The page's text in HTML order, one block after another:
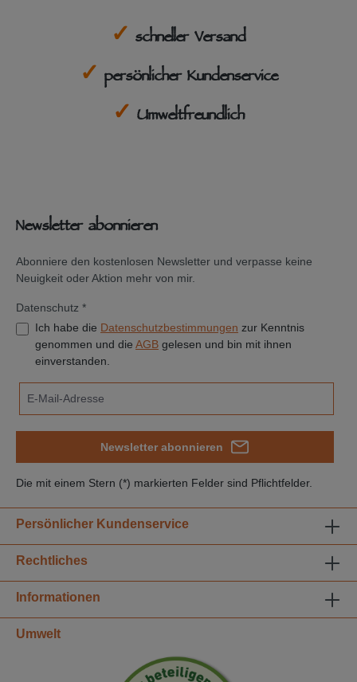
✓ schneller Versand
✓ persönlicher Kundenservice
✓ Umweltfreundlich
Newsletter abonnieren
Abonniere den kostenlosen Newsletter und verpasse keine
Neuigkeit oder Aktion mehr von mir.
Datenschutz *
Ich habe die Datenschutzbestimmungen zur Kenntnis
genommen und die AGB gelesen und bin mit ihnen
einverstanden.
Newsletter abonnieren
Die mit einem Stern (*) markierten Felder sind Pflichtfelder.
Persönlicher Kundenservice
Rechtliches
Informationen
Umwelt